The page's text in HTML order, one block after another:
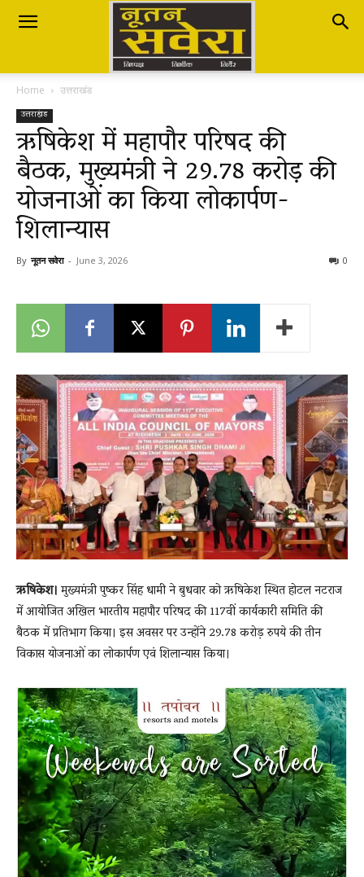
Nutan
Savera
नूतन
सवेरा
Breaking
News
LIVE
Home उत्तराखंड
उत्तराखंड
ऋषिकेश में महापौर परिषद की
बैठक, मुख्यमंत्री ने 29.78 करोड़ की
योजनाओं का किया लोकार्पण-
शिलान्यास
By नूतन सवेरा - June 3, 2026 0
ऋषिकेश।मुख्यमंत्री पुष्कर सिंह धामी ने बुधवार को ऋषिकेश स्थित होटल नटराज
में आयोजित अखिल भारतीय महापौर परिषद की 117वीं कार्यकारी समिति की
बैठक में प्रतिभाग किया। इस अवसर पर उन्होंने 29.78 करोड़ रुपये की तीन
विकास योजनाओं का लोकार्पण एवं शिलान्यास किया।